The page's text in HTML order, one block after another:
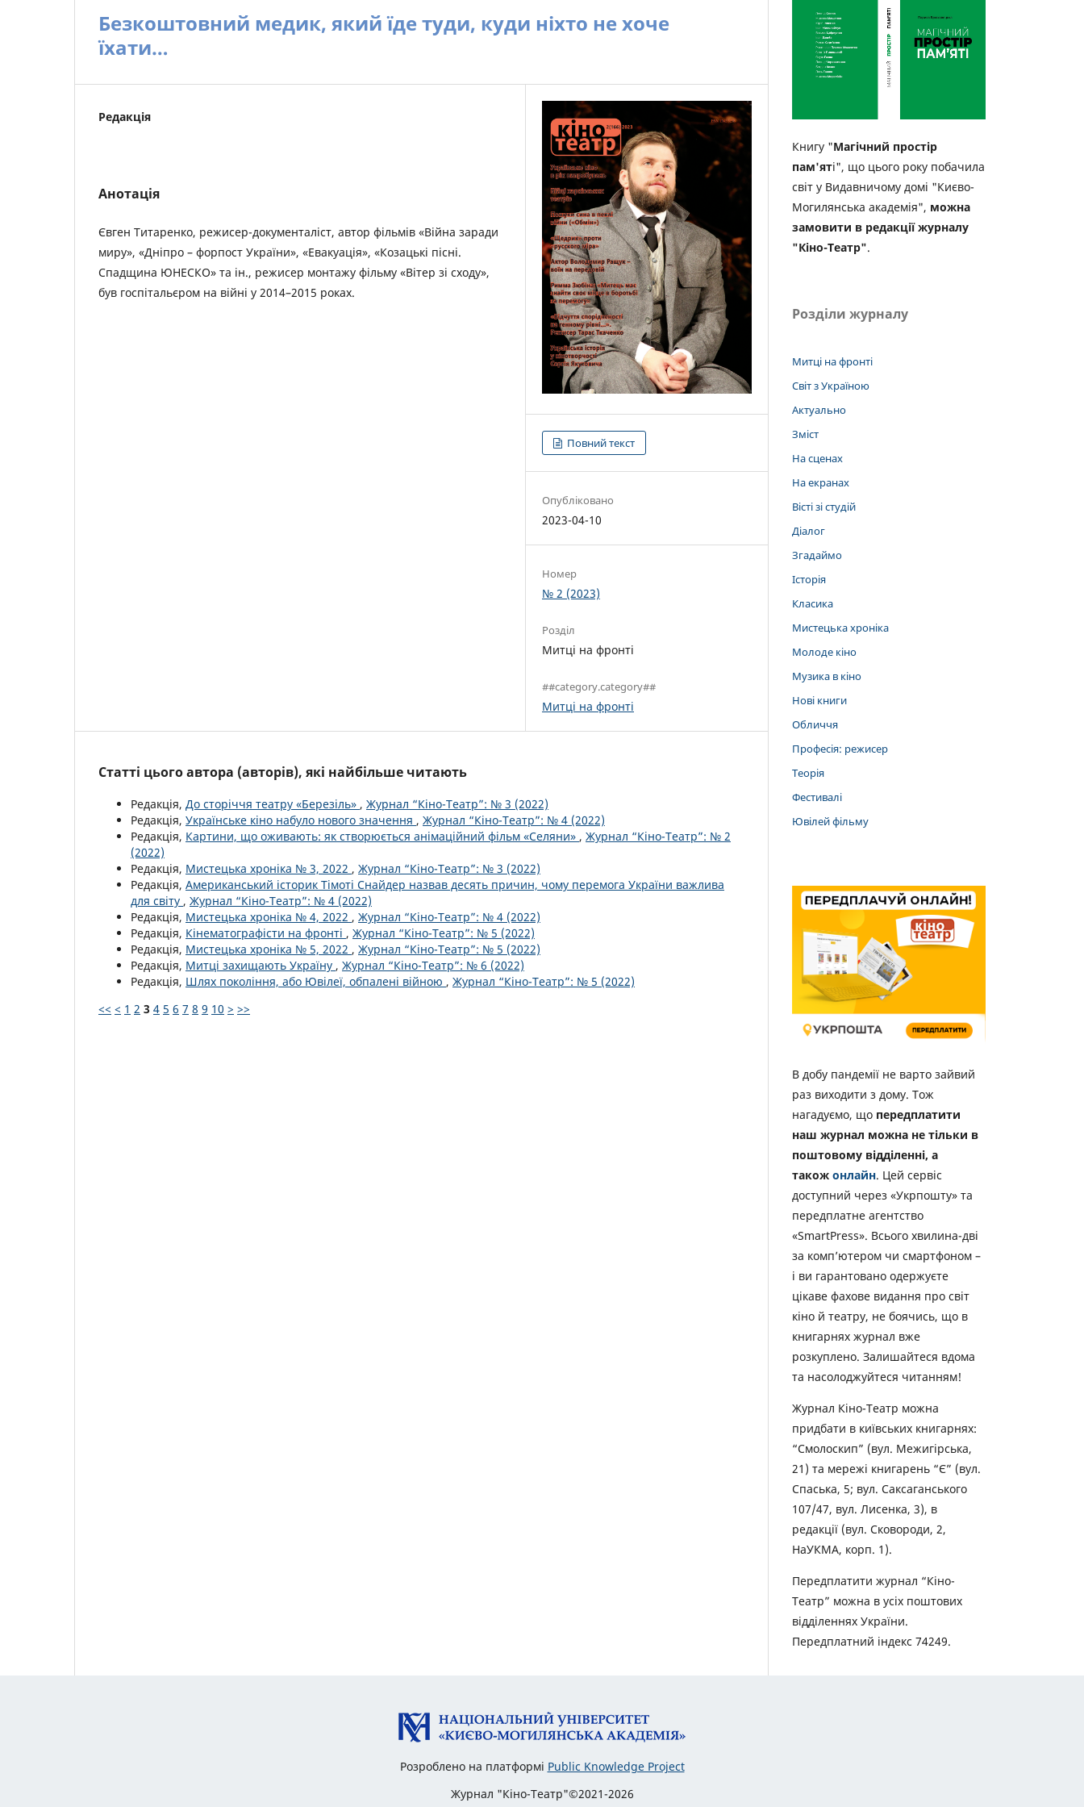
Безкоштовний медик, який їде туди, куди ніхто не хоче
їхати…
Редакція
Анотація
Євген Титаренко, режисер-документаліст, автор фільмів «Війна заради
миру», «Дніпро – форпост України», «Евакуація», «Козацькі пісні.
Спадщина ЮНЕСКО» та ін., режисер монтажу фільму «Вітер зі сходу»,
був госпітальєром на війні у 2014–2015 роках.
Повний текст
Опубліковано
2023-04-10
Номер
№ 2 (2023)
Розділ
Митці на фронті
##category.category##
Митці на фронті
Статті цього автора (авторів), які найбільше читають
Редакція, До сторіччя театру «Березіль» , Журнал “Кіно-Театр”: № 3 (2022)
Редакція, Українське кіно набуло нового значення , Журнал “Кіно-Театр”: № 4 (2022)
Редакція, Картини, що оживають: як створюється анімаційний фільм «Селяни» , Журнал “Кіно-Театр”: № 2
(2022)
Редакція, Мистецька хроніка № 3, 2022 , Журнал “Кіно-Театр”: № 3 (2022)
Редакція, Американський історик Тімоті Снайдер назвав десять причин, чому перемога України важлива
для світу , Журнал “Кіно-Театр”: № 4 (2022)
Редакція, Мистецька хроніка № 4, 2022 , Журнал “Кіно-Театр”: № 4 (2022)
Редакція, Кінематографісти на фронті , Журнал “Кіно-Театр”: № 5 (2022)
Редакція, Мистецька хроніка № 5, 2022 , Журнал “Кіно-Театр”: № 5 (2022)
Редакція, Митці захищають Україну , Журнал “Кіно-Театр”: № 6 (2022)
Редакція, Шлях покоління, або Ювілеї, обпалені війною , Журнал “Кіно-Театр”: № 5 (2022)
<< < 1 2 3 4 5 6 7 8 9 10 > >>
Книгу "Магічний простір
пам'яті", що цього року побачила
світ у Видавничому домі "Києво-
Могилянська академія", можна
замовити в редакції журналу
"Кіно-Театр".
Розділи журналу
Митці на фронті
Світ з Україною
Актуально
Зміст
На сценах
На екранах
Вісті зі студій
Діалог
Згадаймо
Історія
Класика
Мистецька хроніка
Молоде кіно
Музика в кіно
Нові книги
Обличчя
Професія: режисер
Теорія
Фестивалі
Ювілей фільму
В добу пандемії не варто зайвий
раз виходити з дому. Тож
нагадуємо, що передплатити
наш журнал можна не тільки в
поштовому відділенні, а
також онлайн. Цей сервіс
доступний через «Укрпошту» та
передплатне агентство
«SmartPress». Всього хвилина-дві
за комп’ютером чи смартфоном –
і ви гарантовано одержуєте
цікаве фахове видання про світ
кіно й театру, не боячись, що в
книгарнях журнал вже
розкуплено. Залишайтеся вдома
та насолоджуйтеся читанням!
Журнал Кіно-Театр можна
придбати в київських книгарнях:
“Смолоскип” (вул. Межигірська,
21) та мережі книгарень “Є” (вул.
Спаська, 5; вул. Саксаганського
107/47, вул. Лисенка, 3), в
редакції (вул. Сковороди, 2,
НаУКМА, корп. 1).
Передплатити журнал “Кіно-
Театр” можна в усіх поштових
відділеннях України.
Передплатний індекс 74249.
Розроблено на платформі Public Knowledge Project
Журнал "Кіно-Театр"©2021-2026